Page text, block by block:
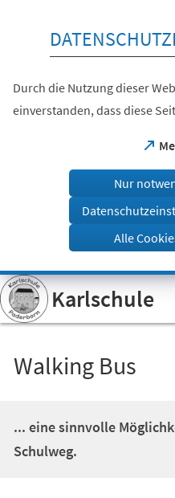
Visuelle
Assistenzsoftware
öffnen.
Durch die Nutzung dieser
einverstanden, dass diese
einem
Tab)
Nur
Alle
Karlschule
Walking Bus
... eine sinnvolle
Schulweg.